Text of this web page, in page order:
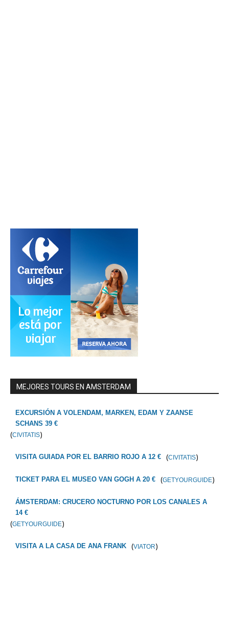
MEJORES TOURS EN AMSTERDAM
EXCURSIÓN A VOLENDAM, MARKEN, EDAM Y ZAANSE
SCHANS 39 €
(CIVITATIS)
VISITA GUIADA POR EL BARRIO ROJO A 12 € (CIVITATIS)
TICKET PARA EL MUSEO VAN GOGH A 20 € (GETYOURGUIDE)
ÁMSTERDAM: CRUCERO NOCTURNO POR LOS CANALES A
14 €
(GETYOURGUIDE)
VISITA A LA CASA DE ANA FRANK (VIATOR)